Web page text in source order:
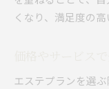
くなり、満足度の
エステプランを選